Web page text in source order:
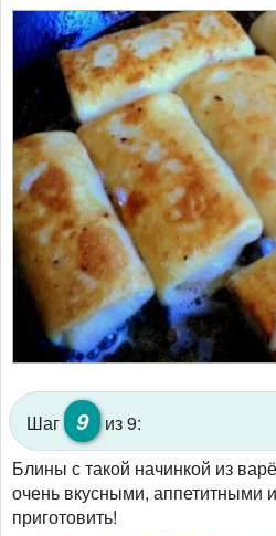
Шаг 9
из 9:
Блины с такой начинкой из
очень вкусными, аппетитными
приготовить!